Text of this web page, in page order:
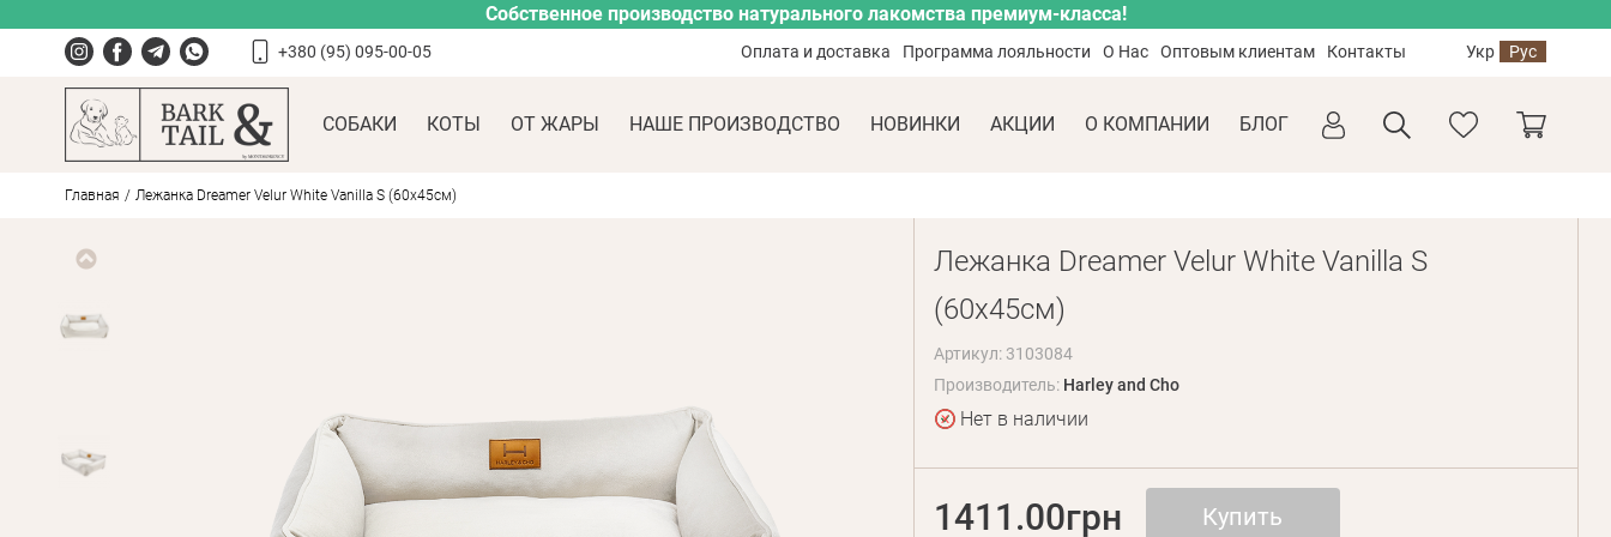
Собственное производство натурального лакомства премиум-класса!
+380 (95) 095-00-05 Оплата и доставка Программа лояльности О Нас Оптовым клиентам Контакты Укр Рус
СОБАКИ КОТЫ ОТ ЖАРЫ НАШЕ ПРОИЗВОДСТВО НОВИНКИ АКЦИИ О КОМПАНИИ БЛОГ
Главная Лежанка Dreamer Velur White Vanilla S (60x45см)
Лежанка Dreamer Velur White Vanilla S
(60x45см)
Артикул: 3103084
Производитель: Harley and Cho
Нет в наличии
1411.00грн Купить